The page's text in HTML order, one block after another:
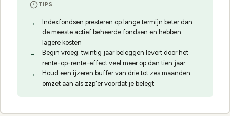
TIPS
Indexfondsen presteren op lange termijn beter dan
de meeste actief beheerde fondsen en hebben
lagere kosten
Begin vroeg: twintig jaar beleggen levert door het
rente-op-rente-effect veel meer op dan tien jaar
Houd een ijzeren buffer van drie tot zes maanden
omzet aan als zzp'er voordat je belegt